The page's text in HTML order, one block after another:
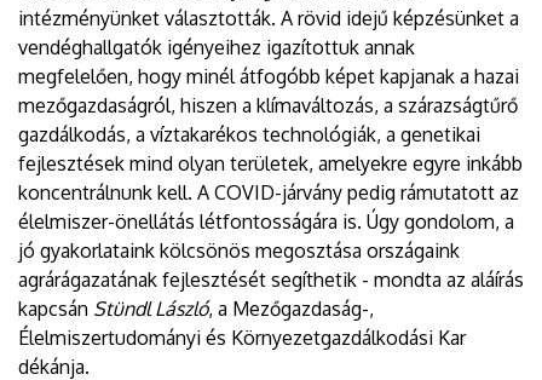
intézményünket választották. A rövid idejű képzésünket a
vendéghallgatók igényeihez igazítottuk annak
megfelelően, hogy minél átfogóbb képet kapjanak a hazai
mezőgazdaságról, hiszen a klímaváltozás, a szárazságtűrő
gazdálkodás, a víztakarékos technológiák, a genetikai
fejlesztések mind olyan területek, amelyekre egyre inkább
koncentrálnunk kell. A COVID-járvány pedig rámutatott az
élelmiszer-önellátás létfontosságára is. Úgy gondolom, a
jó gyakorlataink kölcsönös megosztása országaink
agrárágazatának fejlesztését segíthetik - mondta az aláírás
kapcsán Stündl László, a Mezőgazdaság-,
Élelmiszertudományi és Környezetgazdálkodási Kar
dékánja.